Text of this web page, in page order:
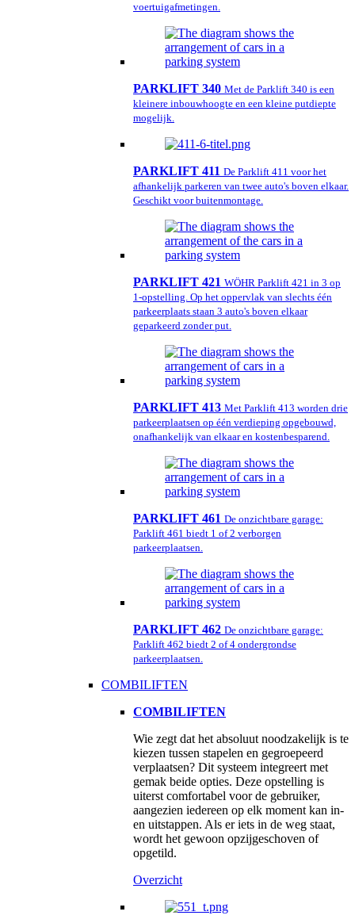
voertuigafmetingen.
PARKLIFT 340 Met de Parklift 340 is een
kleinere inbouwhoogte en een kleine putdiepte
mogelijk.
PARKLIFT 411 De Parklift 411 voor het
afhankelijk parkeren van twee auto's boven elkaar.
Geschikt voor buitenmontage.
PARKLIFT 421 WÖHR Parklift 421 in 3 op
1-opstelling. Op het oppervlak van slechts één
parkeerplaats staan 3 auto's boven elkaar
geparkeerd zonder put.
PARKLIFT 413 Met Parklift 413 worden drie
parkeerplaatsen op één verdieping opgebouwd,
onafhankelijk van elkaar en kostenbesparend.
PARKLIFT 461 De onzichtbare garage:
Parklift 461 biedt 1 of 2 verborgen
parkeerplaatsen.
PARKLIFT 462 De onzichtbare garage:
Parklift 462 biedt 2 of 4 ondergrondse
parkeerplaatsen.
COMBILIFTEN
COMBILIFTEN
Wie zegt dat het absoluut noodzakelijk is te
kiezen tussen stapelen en gegroepeerd
verplaatsen? Dit systeem integreert met
gemak beide opties. Deze opstelling is
uiterst comfortabel voor de gebruiker,
aangezien iedereen op elk moment kan in-
en uitstappen. Als er iets in de weg staat,
wordt het gewoon opzijgeschoven of
opgetild.
Overzicht